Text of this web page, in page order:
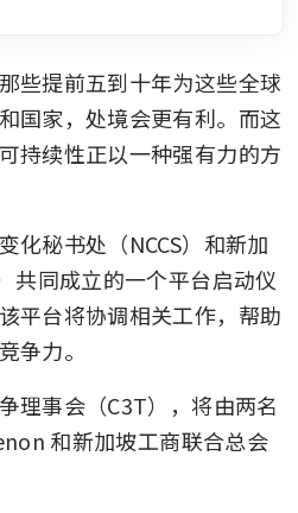
些提前五到十年为这些全球
国家，处境会更有利。而这
持续性正以一种强有力的方
化秘书处（NCCS）和新加
共同成立的一个平台启动仪
平台将协调相关工作，帮助
争力。
理事会（C3T），将由两名
和新加坡工商联合总会